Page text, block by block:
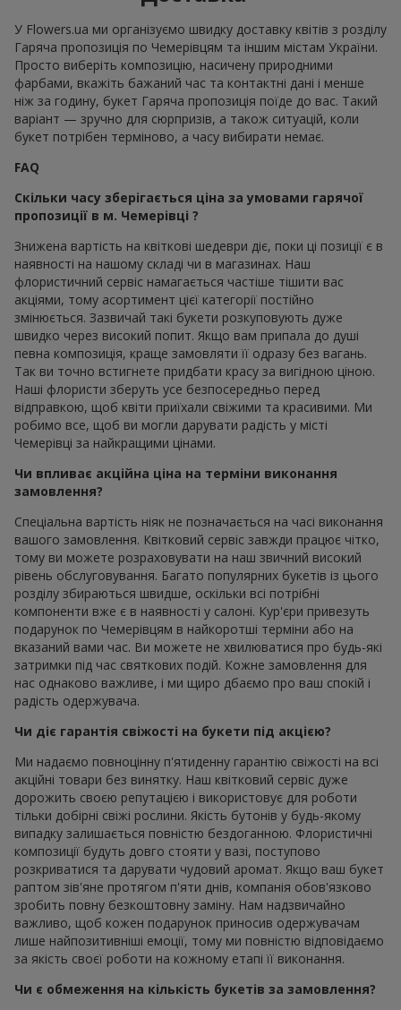
У Flowers.ua ми організуємо швидку доставку квітів з розділу
Гаряча пропозиція по Чемерівцям та іншим містам України.
Просто виберіть композицію, насичену природними
фарбами, вкажіть бажаний час та контактні дані і менше
ніж за годину, букет Гаряча пропозиція поїде до вас. Такий
варіант — зручно для сюрпризів, а також ситуацій, коли
букет потрібен терміново, а часу вибирати немає.
FAQ
Скільки часу зберігається ціна за умовами гарячої
пропозиції в м. Чемерівці ?
Знижена вартість на квіткові шедеври діє, поки ці позиції є в
наявності на нашому складі чи в магазинах. Наш
флористичний сервіс намагається частіше тішити вас
акціями, тому асортимент цієї категорії постійно
змінюється. Зазвичай такі букети розкуповують дуже
швидко через високий попит. Якщо вам припала до душі
певна композиція, краще замовляти її одразу без вагань.
Так ви точно встигнете придбати красу за вигідною ціною.
Наші флористи зберуть усе безпосередньо перед
відправкою, щоб квіти приїхали свіжими та красивими. Ми
робимо все, щоб ви могли дарувати радість у місті
Чемерівці за найкращими цінами.
Чи впливає акційна ціна на терміни виконання
замовлення?
Спеціальна вартість ніяк не позначається на часі виконання
вашого замовлення. Квітковий сервіс завжди працює чітко,
тому ви можете розраховувати на наш звичний високий
рівень обслуговування. Багато популярних букетів із цього
розділу збираються швидше, оскільки всі потрібні
компоненти вже є в наявності у салоні. Кур'єри привезуть
подарунок по Чемерівцям в найкоротші терміни або на
вказаний вами час. Ви можете не хвилюватися про будь-які
затримки під час святкових подій. Кожне замовлення для
нас однаково важливе, і ми щиро дбаємо про ваш спокій і
радість одержувача.
Чи діє гарантія свіжості на букети під акцією?
Ми надаємо повноцінну п'ятиденну гарантію свіжості на всі
акційні товари без винятку. Наш квітковий сервіс дуже
дорожить своєю репутацією і використовує для роботи
тільки добірні свіжі рослини. Якість бутонів у будь-якому
випадку залишається повністю бездоганною. Флористичні
композиції будуть довго стояти у вазі, поступово
розкриватися та дарувати чудовий аромат. Якщо ваш букет
раптом зів'яне протягом п'яти днів, компанія обов'язково
зробить повну безкоштовну заміну. Нам надзвичайно
важливо, щоб кожен подарунок приносив одержувачам
лише найпозитивніші емоції, тому ми повністю відповідаємо
за якість своєї роботи на кожному етапі її виконання.
Чи є обмеження на кількість букетів за замовлення?